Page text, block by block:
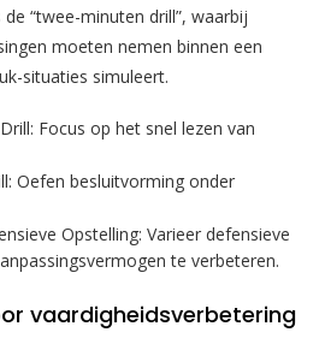
“twee-minuten drill”, waarbij
moeten nemen binnen een
situaties simuleert.
Focus op het snel lezen van
Oefen besluitvorming onder
Opstelling: Varieer defensieve
te verbeteren.
vaardigheidsverbetering